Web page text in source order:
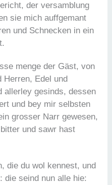
der versamblung
sie mich auffgemant
und Schnecken in ein
menge der Gäst, von
Herren, Edel und
allerley gesinds, dessen
und bey mir selbsten
grosser Narr gewesen,
und sawr hast
die du wol kennest, und
die seind nun alle hie: